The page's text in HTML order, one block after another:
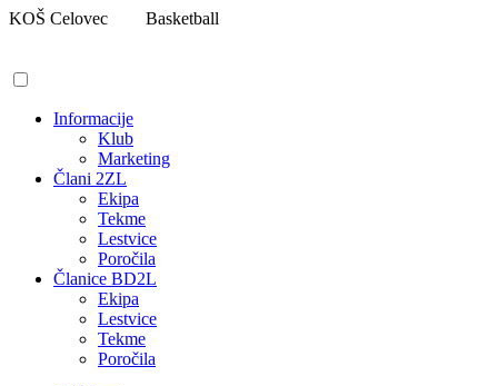
Pojdi
KOŠ Celovec Basketball
Informacije
Klub
Marketing
Člani 2ZL
Ekipa
Tekme
Lestvice
Poročila
Članice BD2L
Ekipa
Lestvice
Tekme
Poročila